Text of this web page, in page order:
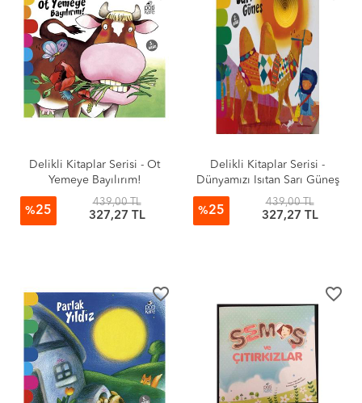
Delikli Kitaplar Serisi - Ot
Yemeye Bayılırım!
%25
439,00 TL
327,27 TL
Delikli Kitaplar Serisi -
Dünyamızı Isıtan Sarı Güneş
%25
439,00 TL
327,27 TL
favorite_border favorite_border